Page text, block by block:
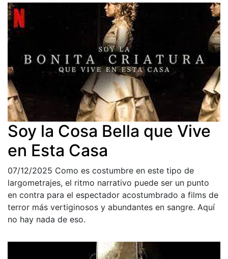
Soy la Cosa Bella que Vive
en Esta Casa
07/12/2025 Como es costumbre en este tipo de
largometrajes, el ritmo narrativo puede ser un punto
en contra para el espectador acostumbrado a films de
terror más vertiginosos y abundantes en sangre. Aquí
no hay nada de eso.